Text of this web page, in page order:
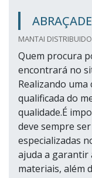
MANTAI
Quem procura
encontrará no
Realizando uma
qualificada do
qualidade.É
deve sempre
especializadas
ajuda a garantir
materiais, além